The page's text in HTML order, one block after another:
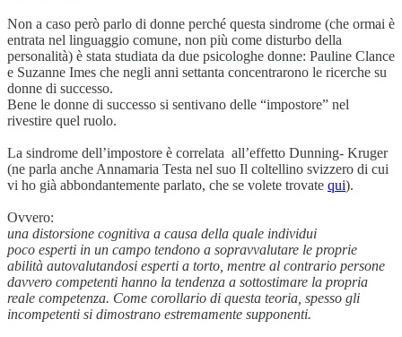
Non a caso però parlo di donne perché questa sindrome (che ormai è
entrata nel linguaggio comune, non più come disturbo della
personalità) è stata studiata da due psicologhe donne: Pauline Clance
e Suzanne Imes che negli anni settanta concentrarono le ricerche su
donne di successo.
Bene le donne di successo si sentivano delle “impostore” nel
rivestire quel ruolo.
La sindrome dell’impostore è correlata all’effetto Dunning- Kruger
(ne parla anche Annamaria Testa nel suo Il coltellino svizzero di cui
vi ho già abbondantemente parlato, che se volete trovate qui).
Ovvero:
una distorsione cognitiva a causa della quale individui
poco esperti in un campo tendono a sopravvalutare le proprie
abilità autovalutandosi esperti a torto, mentre al contrario persone
davvero competenti hanno la tendenza a sottostimare la propria
reale competenza. Come corollario di questa teoria, spesso gli
incompetenti si dimostrano estremamente supponenti.